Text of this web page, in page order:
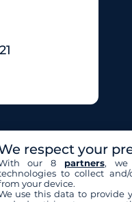
respect your
our 8 partners, we
to collect
your device.
use this data to provide